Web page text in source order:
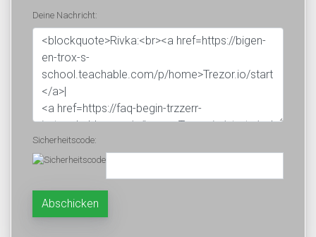
Deine Nachricht:
Sicherheitscode: